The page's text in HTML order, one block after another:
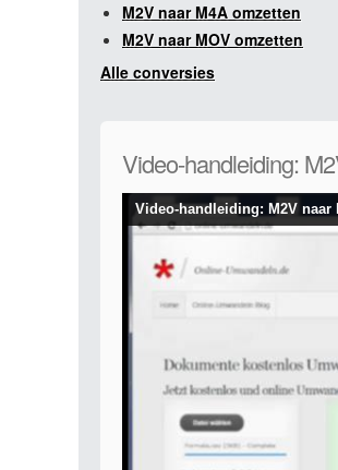
M2V naar M4A omzetten
M2V naar MOV omzetten
Alle conversies
Video-handleiding:
Video-handleiding: M2V naar